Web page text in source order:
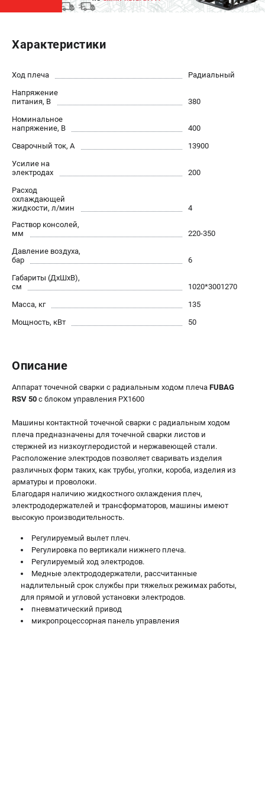
Генераторы бензиновые
Генераторы инверторные
Генераторы сварочные
ПОЛЕЗНЫЕ СТАТЬИ
Как выбрать бензопилу?
Как правильно выбрать генератор?
Как выбрать сварочный аппарат?
Аппараты контактной сварки
Сварочные полуавтоматы MIG/MAG
Сварочные аппараты TIG
Сварочные материалы
Информация размещённая на сайте не является публичной
проспект Александровской Фермы, 29АЛ
Режим работы колл-центра:
пн-пт - с 9:00 до 18:00
сб - с 10:00 до 16:00
вс - выходной
ЗАКАЗ ЗАПЧАСТЕЙ
+7 (8112) 59-10-67
zakaz@fubagtorg.ru
Характеристики
Ход плеча
Радиальный
Напряжение
питания, В
380
Номинальное
напряжение, В
400
Сварочный ток, А
13900
Усилие на
электродах
200
Расход
охлаждающей
жидкости, л/мин
4
Раствор консолей,
мм
220-350
Давление воздуха,
бар
6
Габариты (ДхШхВ),
см
1020*3001270
Масса, кг
135
Мощность, кВт
50
Описание
Аппарат точечной сварки c радиальным ходом плеча FUBAG
RSV 50 с блоком управления PX1600
Машины контактной точечной сварки с радиальным ходом
плеча предназначены для точечной сварки листов и
стержней из низкоуглеродистой и нержавеющей стали.
Расположение электродов позволяет сваривать изделия
различных форм таких, как трубы, уголки, короба, изделия из
арматуры и проволоки.
Благодаря наличию жидкостного охлаждения плеч,
электрододержателей и трансформаторов, машины имеют
высокую производительность.
Регулируемый вылет плеч.
Регулировка по вертикали нижнего плеча.
Регулируемый ход электродов.
Медные электрододержатели, рассчитанные
надлительный срок службы при тяжелых режимах работы,
для прямой и угловой установки электродов.
пневматический привод
микропроцессорная панель управления